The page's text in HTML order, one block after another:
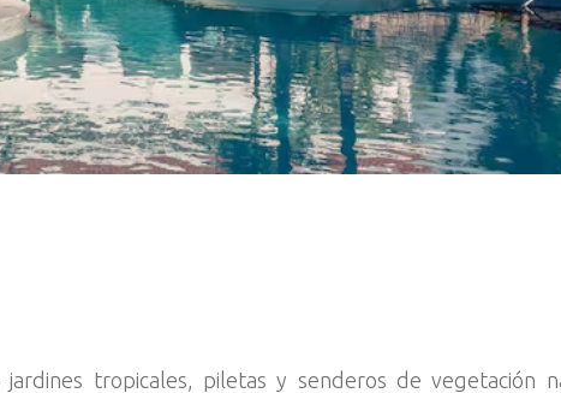
tropicales, piletas y senderos de vegetación